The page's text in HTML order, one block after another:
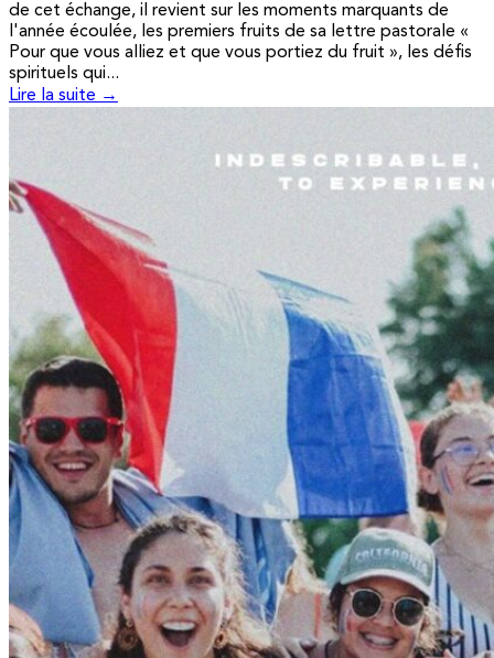
de cet échange, il revient sur les moments marquants de
l'année écoulée, les premiers fruits de sa lettre pastorale «
Pour que vous alliez et que vous portiez du fruit », les défis
spirituels qui...
Lire la suite →